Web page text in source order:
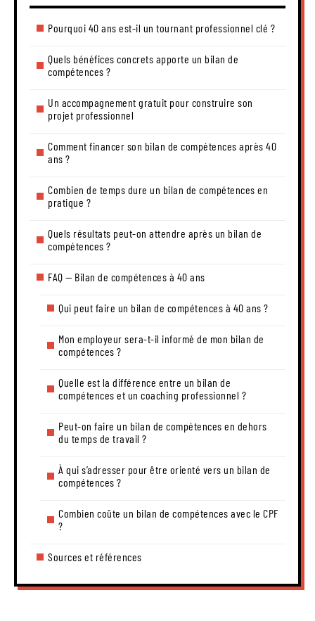
Pourquoi 40 ans est-il un tournant professionnel clé ?
Quels bénéfices concrets apporte un bilan de
compétences ?
Un accompagnement gratuit pour construire son
projet professionnel
Comment financer son bilan de compétences après 40
ans ?
Combien de temps dure un bilan de compétences en
pratique ?
Quels résultats peut-on attendre après un bilan de
compétences ?
FAQ — Bilan de compétences à 40 ans
Qui peut faire un bilan de compétences à 40 ans ?
Mon employeur sera-t-il informé de mon bilan de
compétences ?
Quelle est la différence entre un bilan de
compétences et un coaching professionnel ?
Peut-on faire un bilan de compétences en dehors
du temps de travail ?
À qui s’adresser pour être orienté vers un bilan de
compétences ?
Combien coûte un bilan de compétences avec le CPF
?
Sources et références